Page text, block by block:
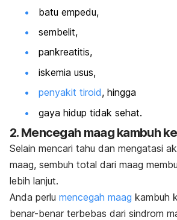
batu empedu,
sembelit,
pankreatitis,
iskemia usus,
penyakit tiroid, hingga
gaya hidup tidak sehat.
2. Mencegah maag kambuh
Selain mencari tahu dan mengatasi
maag, sembuh total dari maag
lebih lanjut.
Anda perlu mencegah maag kambuh
benar-benar terbebas dari sindrom